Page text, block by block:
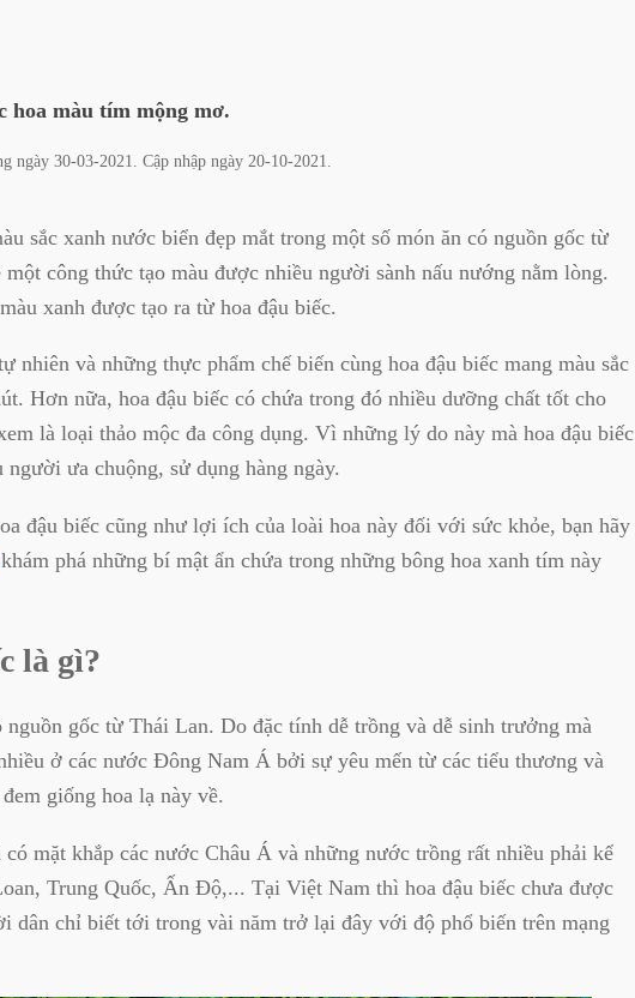
hoa màu tím mộng mơ.
ngày 30-03-2021. Cập nhập ngày 20-10-2021.
sắc xanh nước biển đẹp mắt trong một số món ăn có nguồn gốc từ
công thức tạo màu được nhiều người sành nấu nướng nằm lòng.
xanh được tạo ra từ hoa đậu biếc.
nhiên và những thực phẩm chế biến cùng hoa đậu biếc mang màu sắc
Hơn nữa, hoa đậu biếc có chứa trong đó nhiều dưỡng chất tốt cho
là loại thảo mộc đa công dụng. Vì những lý do này mà hoa đậu biếc
ưa chuộng, sử dụng hàng ngày.
đậu biếc cũng như lợi ích của loài hoa này đối với sức khỏe, bạn hãy
khám phá những bí mật ẩn chứa trong những bông hoa xanh tím này
là gì?
nguồn gốc từ Thái Lan. Do đặc tính dễ trồng và dễ sinh trưởng mà
ở các nước Đông Nam Á bởi sự yêu mến từ các tiểu thương và
giống hoa lạ này về.
mặt khắp các nước Châu Á và những nước trồng rất nhiều phải kể
Trung Quốc, Ấn Độ,... Tại Việt Nam thì hoa đậu biếc chưa được
dân chỉ biết tới trong vài năm trở lại đây với độ phổ biến trên mạng